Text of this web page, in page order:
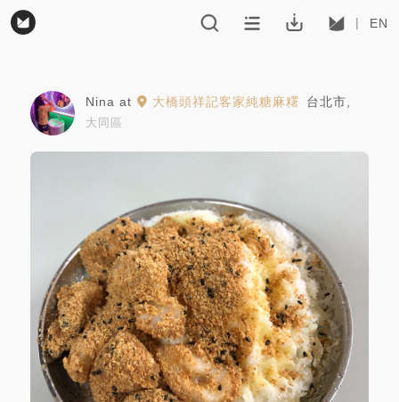
EN
Nina at 大橋頭祥記客家純糖麻糬 台北市
大同區